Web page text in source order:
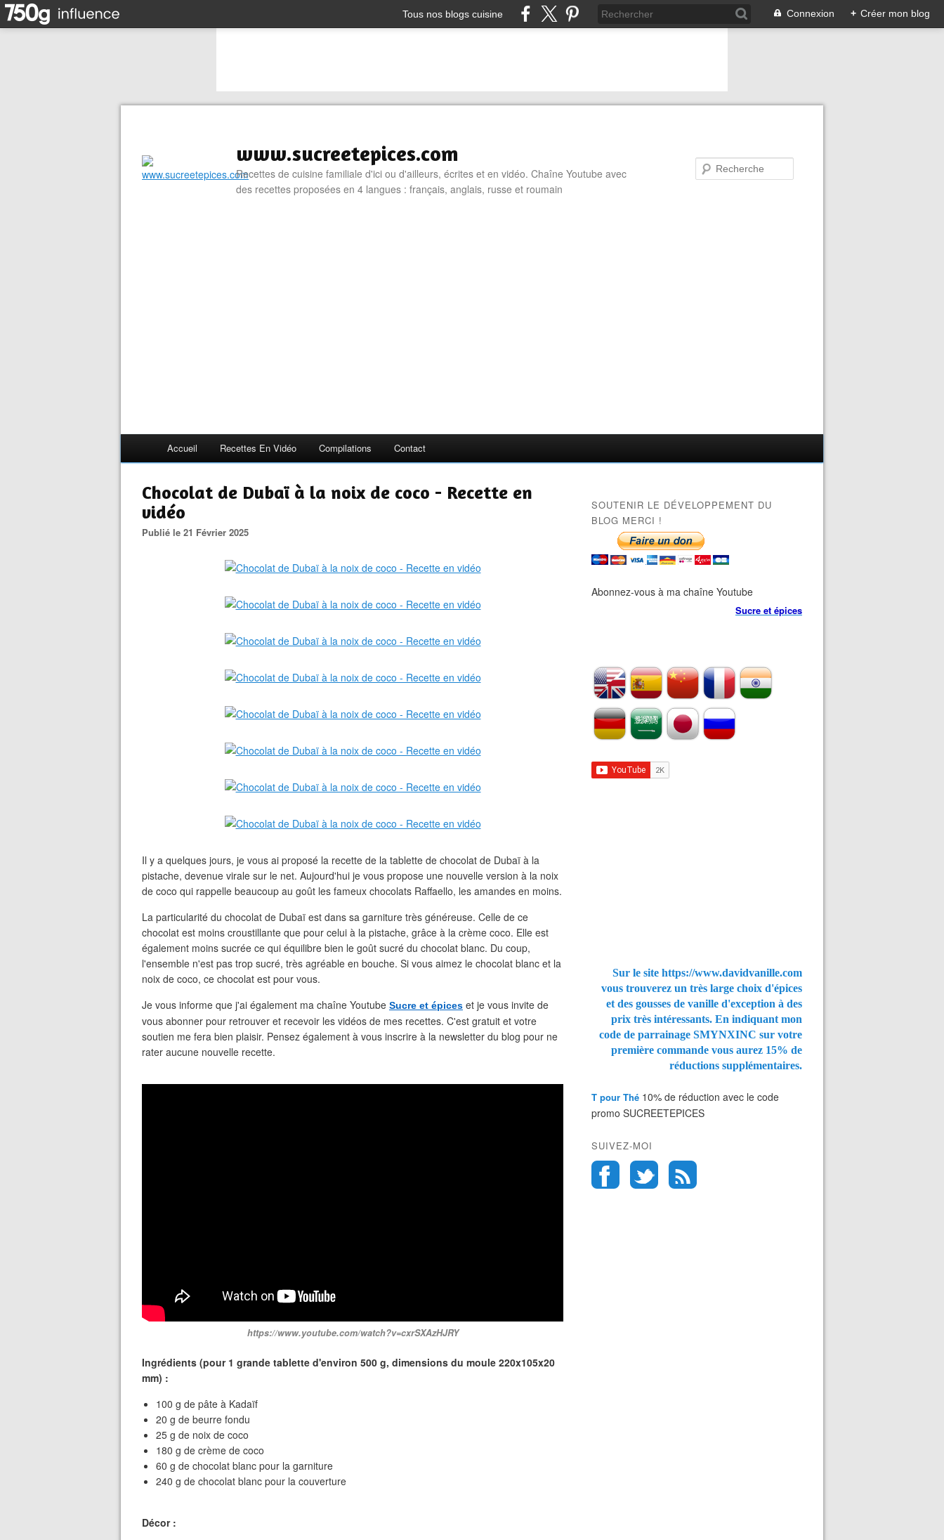
Tous nos blogs cuisine Connexion + Créer mon blog
www.sucreetepices.com
Recettes de cuisine familiale d'ici ou d'ailleurs, écrites et en vidéo. Chaîne Youtube avec
des recettes proposées en 4 langues : français, anglais, russe et roumain
Accueil Recettes En Vidéo Compilations Contact
Chocolat de Dubaï à la noix de coco - Recette en
vidéo
Publié le 21 Février 2025
Il y a quelques jours, je vous ai proposé la recette de la tablette de chocolat de Dubaï à la
pistache, devenue virale sur le net. Aujourd'hui je vous propose une nouvelle version à la noix
de coco qui rappelle beaucoup au goût les fameux chocolats Raffaello, les amandes en moins.
La particularité du chocolat de Dubaï est dans sa garniture très généreuse. Celle de ce
chocolat est moins croustillante que pour celui à la pistache, grâce à la crème coco. Elle est
également moins sucrée ce qui équilibre bien le goût sucré du chocolat blanc. Du coup,
l'ensemble n'est pas trop sucré, très agréable en bouche. Si vous aimez le chocolat blanc et la
noix de coco, ce chocolat est pour vous.
Je vous informe que j'ai également ma chaîne Youtube Sucre et épices et je vous invite de
vous abonner pour retrouver et recevoir les vidéos de mes recettes. C'est gratuit et votre
soutien me fera bien plaisir. Pensez également à vous inscrire à la newsletter du blog pour ne
rater aucune nouvelle recette.
https://www.youtube.com/watch?v=cxrSXAzHJRY
Ingrédients (pour 1 grande tablette d'environ 500 g, dimensions du moule 220x105x20
mm) :
100 g de pâte à Kadaïf
20 g de beurre fondu
25 g de noix de coco
180 g de crème de coco
60 g de chocolat blanc pour la garniture
240 g de chocolat blanc pour la couverture
Décor :
SOUTENIR LE DÉVELOPPEMENT DU
BLOG MERCI !
Abonnez-vous à ma chaîne Youtube
Sucre et épices
Sur le site https://www.davidvanille.com
vous trouverez un très large choix d'épices
et des gousses de vanille d'exception à des
prix très intéressants. En indiquant mon
code de parrainage SMYNXINC sur votre
première commande vous aurez 15% de
réductions supplémentaires.
T pour Thé 10% de réduction avec le code
promo SUCREETEPICES
SUIVEZ-MOI